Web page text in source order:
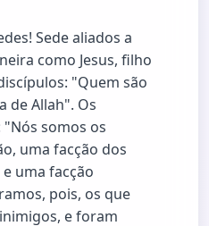
Sede aliados a
como Jesus, filho
"Quem são
de Allah". Os
somos os
uma facção dos
uma facção
pois, os que
e foram